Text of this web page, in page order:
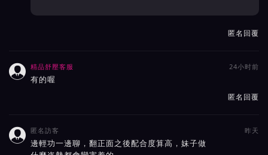
匿名回覆
 精品舒壓客服 24小时前
有的喔
匿名回覆
 匿名訪客 昨天
邊輕功一邊聊，翻正面之後配合度算高，妹子做